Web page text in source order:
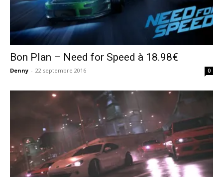
Bon Plan – Need for Speed à 18.98€
Denny - 22 septembre 2016 0